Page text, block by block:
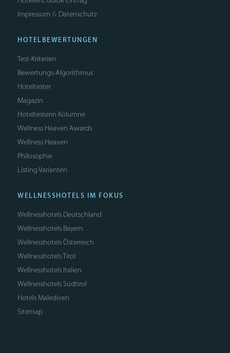
Impressum & Datenschutz
HOTELBEWERTUNGEN
Test-Kriterien
Bewertungs-Algorithmus
Hoteltester
Magazin
Hoteltesterin Kolumne
Wellness Heaven Awards
Wellness Heaven
Philosophie
Listing Varianten
WELLNESSHOTELS IM FOKUS
Wellnesshotels Deutschland
Wellnesshotels Bayern
Wellnesshotels Österreich
Wellnesshotels Tirol
Wellnesshotels Italien
Wellnesshotels Südtirol
Hotels Malediven
Sitemap